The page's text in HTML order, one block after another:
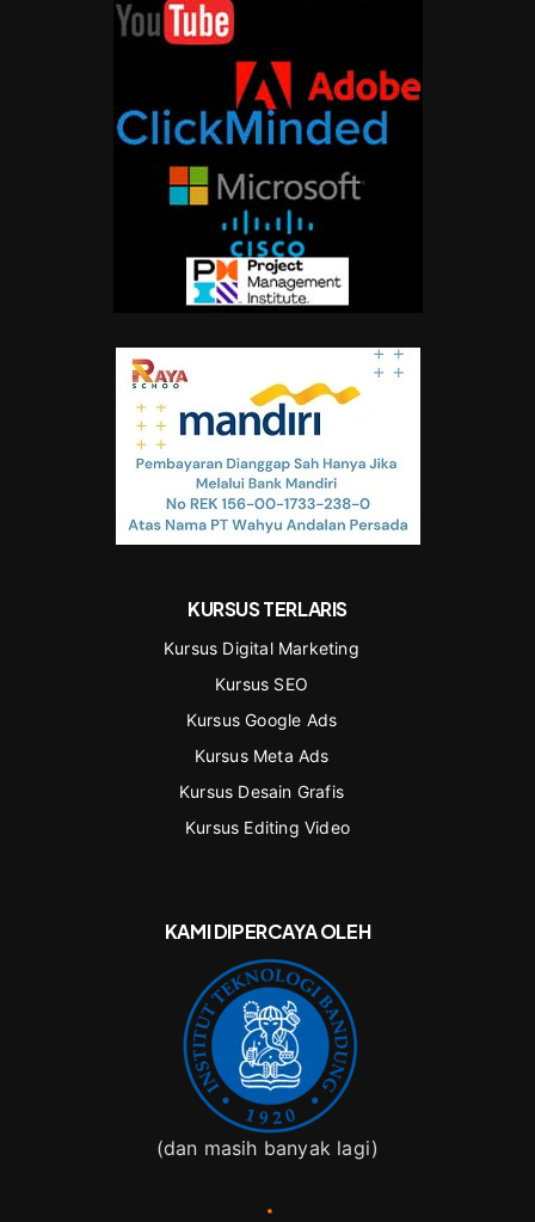
KURSUS TERLARIS
Kursus Digital Marketing
Kursus SEO
Kursus Google Ads
Kursus Meta Ads
Kursus Desain Grafis
Kursus Editing Video
KAMI DIPERCAYA OLEH
(dan masih banyak lagi)